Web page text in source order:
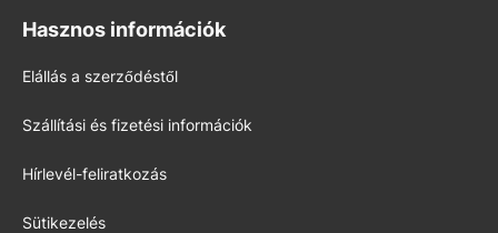
Hasznos információk
Elállás a szerződéstől
Szállítási és fizetési információk
Hírlevél-feliratkozás
Sütikezelés